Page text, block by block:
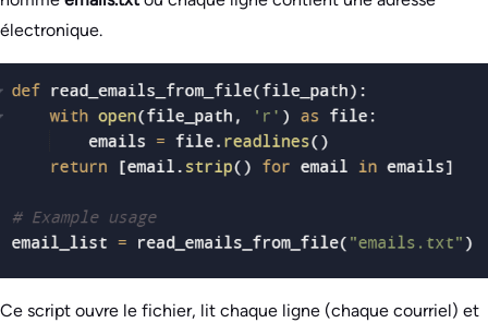
électronique.
Ce script ouvre le fichier, lit chaque ligne (chaque courriel) et